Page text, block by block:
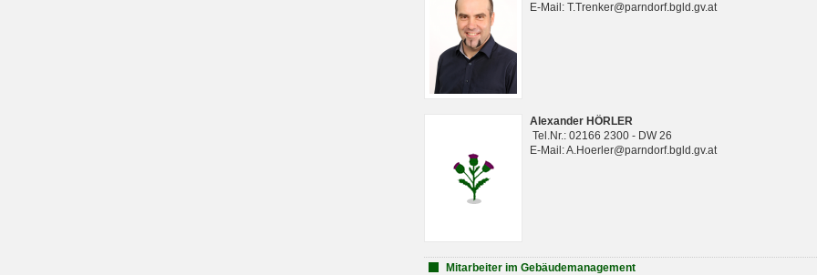
E-Mail: T.Trenker@parndorf.bgld.gv.at
Alexander HÖRLER
Tel.Nr.: 02166 2300 - DW 26
E-Mail: A.Hoerler@parndorf.bgld.gv.at
Mitarbeiter im Gebäudemanagement